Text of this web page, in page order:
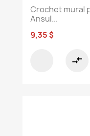
Crochet mural
Ansul...
9,35 $
compare_arrows